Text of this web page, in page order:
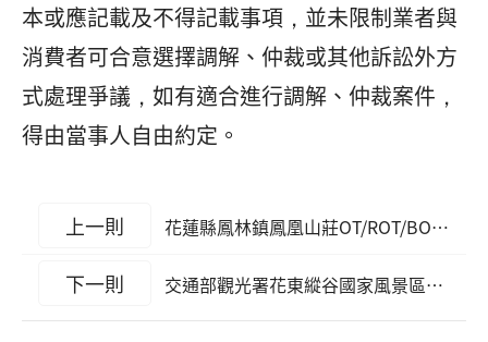
本或應記載及不得記載事項，並未限制業者與
消費者可合意選擇調解、仲裁或其他訴訟外方
式處理爭議，如有適合進行調解、仲裁案件，
得由當事人自由約定。
上一則 花蓮縣鳳林鎮鳳凰山莊OT/ROT/BOT案」113年度營運績效評定結果
下一則 交通部觀光署花東縱谷國家風景區管理處性騷擾防治措施申訴及懲戒處理要點